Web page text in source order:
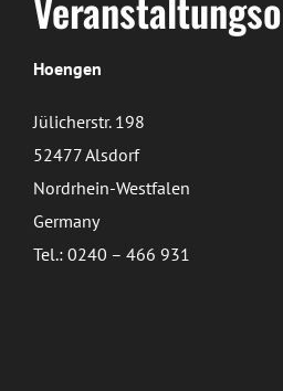
Hoengen
Jülicherstr. 198
52477 Alsdorf
Nordrhein-Westfalen
Germany
Tel.: 0240 – 466 931